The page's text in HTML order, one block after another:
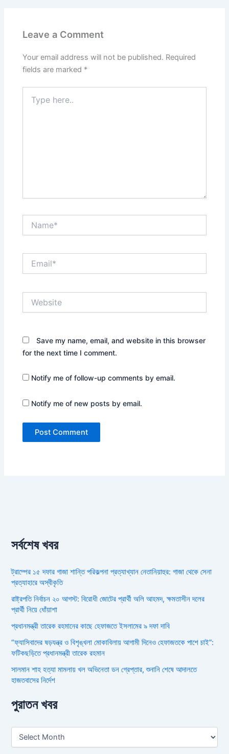
Leave a Comment
Your email address will not be published. Required
fields are marked *
here..
Save my name, email, and website in this browser
for the next time I comment.
Notify me of follow-up comments by email.
Notify me of new posts by email.
সর্বশেষ খবর
ট্রাম্পের ১৫ দফার গাজা শান্তি পরিকল্পনা প্রত্যাখ্যান নেতানিয়াহুর: গাজা থেকে সেনা
প্রত্যাহারে অস্বীকৃতি
রাষ্ট্রপতি নির্বাচন ২০ আগস্ট: বিরোধী জোটের প্রার্থী অলি আহমদ, ক্ষমতাসীন দলের
প্রার্থী নিয়ে ধোঁয়াশা
প্রধানমন্ত্রী তারেক রহমানের কাছে হেফাজতে ইসলামের ৯ দফা দাবি
“ফ্যাসিবাদের ষড়যন্ত্র ও বিশৃঙ্খলা মোকাবিলায় আগামী দিনেও হেফাজতকে পাশে চাই”:
ফটিকছড়িতে প্রধানমন্ত্রী তারেক রহমান
সালমান শাহ হত্যা মামলায় খল অভিনেতা ডন গ্রেপ্তার, শুনানি শেষে আদালতে
হাজতবাসের নির্দেশ
পুরাতন খবর